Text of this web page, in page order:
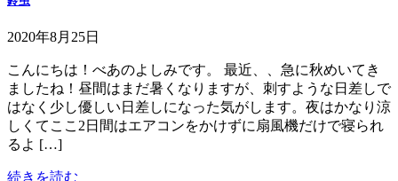
2020年8月25日
こんにちは！べあのよしみです。 最近、、急に秋めいてき
ましたね！昼間はまだ暑くなりますが、刺すような日差しで
はなく少し優しい日差しになった気がします。夜はかなり涼
しくてここ2日間はエアコンをかけずに扇風機だけで寝られ
るよ […]
続きを読む